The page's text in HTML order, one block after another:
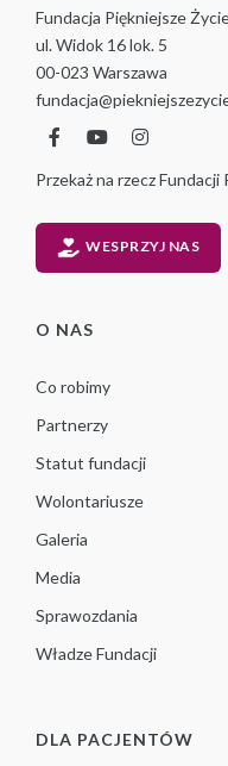
Fundacja Piękniejsze
ul. Widok 16 lok. 5
00-023 Warszawa
Przekaż na rzecz
WESPRZYJ NAS
O NAS
Co robimy
Partnerzy
Statut fundacji
Wolontariusze
Galeria
Media
Sprawozdania
Władze Fundacji
DLA PACJENTÓW